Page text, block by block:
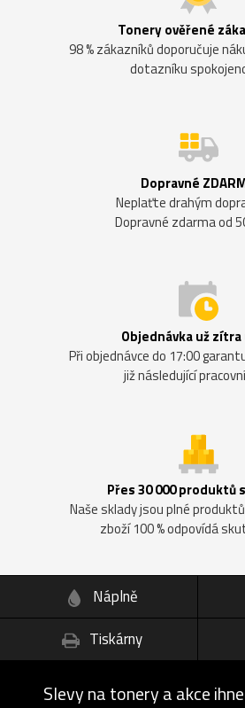
Tonery ověřené
98 % zákazníků doporučuje
dotazníku
Dopravné
Neplaťte drahým
Dopravné zdarma od
Objednávka už zítra
Při objednávce do 17:00
již následující
Přes 30 000 produktů
Naše sklady jsou plné
zboží 100 % odpovídá
Náplně
Tiskárny
Slevy na tonery a akce